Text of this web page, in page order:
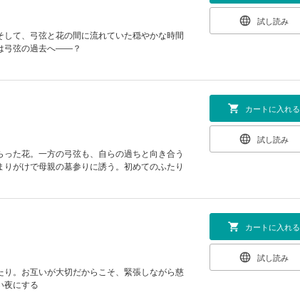
て、弓弦と花の間に流れていた穏やかな時間
弓弦の過去へ――？
試し読み
た花。一方の弓弦も、自らの過ちと向き合う
がけで母親の墓参りに誘う。初めてのふたり
カートに入れる
試し読み
。お互いが大切だからこそ、緊張しながら慈
夜にする
カートに入れる
試し読み